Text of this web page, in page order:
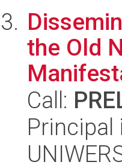
the Old
Call:
Principal